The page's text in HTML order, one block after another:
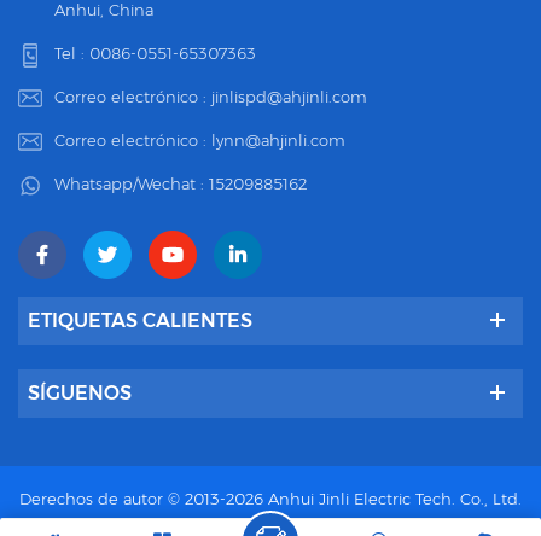
Anhui, China
Tel : 0086-0551-65307363
Correo electrónico : jinlispd@ahjinli.com
Correo electrónico : lynn@ahjinli.com
Whatsapp/Wechat : 15209885162
ETIQUETAS CALIENTES
SÍGUENOS
Derechos de autor © 2013-2026 Anhui Jinli Electric Tech. Co., Ltd.
Reservados todos los derechos.